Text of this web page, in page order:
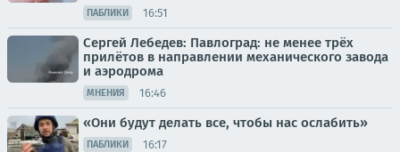
ПАБЛИКИ 16:51
Сергей Лебедев: Павлоград: не менее трёх
прилётов в направлении механического завода
и аэродрома
МНЕНИЯ 16:46
«Они будут делать все, чтобы нас ослабить»
ПАБЛИКИ 16:17